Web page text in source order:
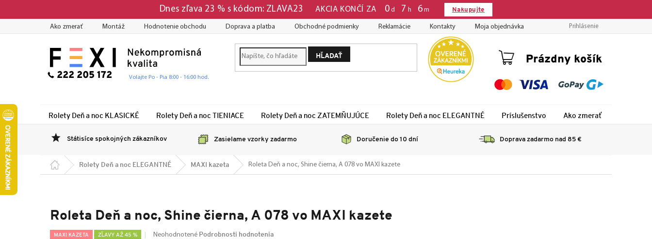
Dnes zľava 23 % s kódom: ZLAVA23 AKCIA KONČÍ ZA 0 d 7 h 6 m Nakupujte
Ako zmerať Montáž Hodnotenie obchodu Doprava a platba Obchodné podmienky Reklamácie Kontakty Moja objednávka Prihlásenie
222 205 172 Volajte Po - Pia 8:00 - 16:00 hod.
HĽADAŤ
Nákupný
Prázdny košík
Rolety Deň a noc KLASICKÉ Rolety Deň a noc TIENIACE Rolety Deň a noc ZATEMŇUJÚCE Rolety Deň a noc ELEGANTNÉ Príslušenstvo Ako zmerať
Státisíce spokojných zákazníkov Zasielame vzorky zadarmo Doručenie do 10 dní Doprava zadarmo nad 85 €
DomovRolety Deň a noc ELEGANTNÉ MAXI kazeta Roleta Deň a noc, Shine čierna, A 078 vo MAXI kazete
Roleta Deň a noc, Shine čierna, A 078 vo MAXI kazete
MAXI KAZETA ZĽAVY AŽ 45 % Neohodnotené Podrobnosti hodnotenia